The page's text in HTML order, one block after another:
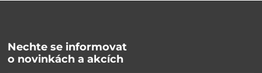
Nechte se informovat
o novinkách a akcích